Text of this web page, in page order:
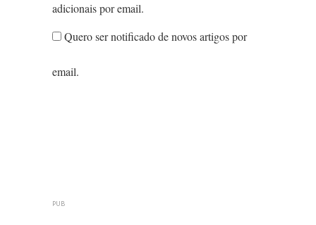
adicionais por email.
Quero ser notificado de novos artigos por
email.
PUB